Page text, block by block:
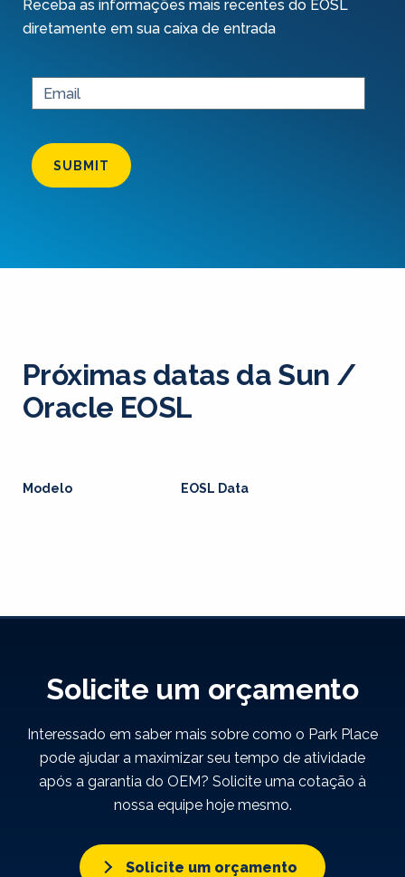
Receba as informações mais recentes do EOSL
diretamente em sua caixa de entrada
SUBMIT
Próximas datas da Sun /
Oracle EOSL
Modelo EOSL Data
Solicite um orçamento
Interessado em saber mais sobre como o Park Place
pode ajudar a maximizar seu tempo de atividade
após a garantia do OEM? Solicite uma cotação à
nossa equipe hoje mesmo.
Solicite um orçamento